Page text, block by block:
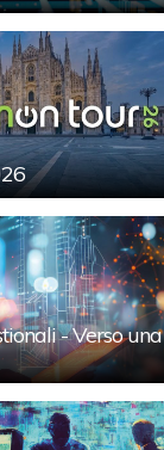
- Verso una